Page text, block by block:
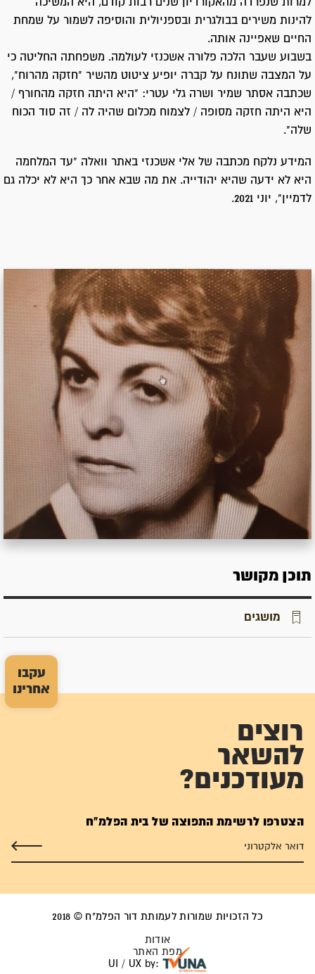
עקבו
אחרינו
למרות שנפרדה מהאקורדיון שנים רבות קודם, היא המשיכה
להינות משירים בבולגרית ובספניולית והוסיפה לשמור על שמחת
החיים שאפיינה אותה.
בשבוע שעבר הלכה פלורה אשכנזי לעולמה. משפחתה החליטה כי
על המצבה שתונח על קברה יופיע ציטוט מהשיר "חזקה מהרוח",
שכתבה אסתר שמיר ושרה גלי עטרי: "היא היתה חזקה מהחורף /
היא היתה חזקה מסופה / לצמוח מכלום שהיה לה / זה סוד הכוח
שלה".
המידע נלקח מכתבה של אלי אשכנזי באתר וואלה "עד המלחמה
היא לא ידעה שהיא יהודייה. את מה שבא אחר כך היא לא יכלה גם
לדמיין", יוני 2021.
תוכן מקושר
מושגים
רוצים
להשאר
מעודכנים?
הצטרפו לרשימת התפוצה של בית הפלמ"ח
כל הזכויות שמורות לעמותת דור הפלמ"ח © 2018
אודות
מפת האתר
UI / UX by: